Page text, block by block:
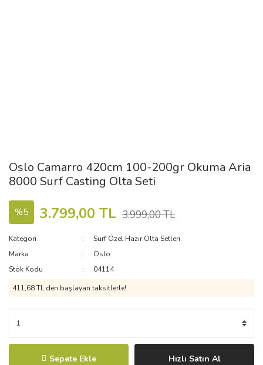
Oslo Camarro 420cm 100-200gr Okuma Aria
8000 Surf Casting Olta Seti
%5 3.799,00 TL 3.999,00 TL
Kategori
Surf Özel Hazır Olta Setleri
Marka
Oslo
Stok Kodu
04114
411,68 TL den başlayan taksitlerle!
Sepete Ekle Hızlı Satın Al